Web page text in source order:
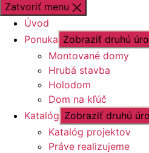
Zatvoriť menu
Úvod
Ponuka Zobraziť druhú
Montované domy
Hrubá stavba
Holodom
Dom na kľúč
Katalóg Zobraziť druhú
Katalóg projektov
Práve realizujeme